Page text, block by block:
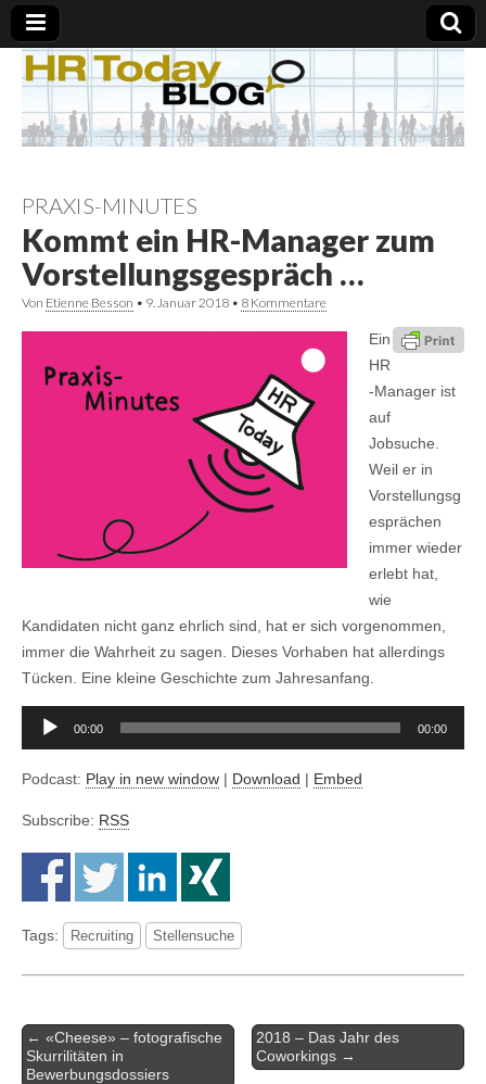
PRAXIS-MINUTES
Kommt ein HR-Manager zum
Vorstellungsgespräch …
Von Etienne Besson • 9. Januar 2018 • 8 Kommentare
Ein
HR
-Manager ist
auf
Jobsuche.
Weil er in
Vorstellungsg
esprächen
immer wieder
erlebt hat,
wie
Kandidaten nicht ganz ehrlich sind, hat er sich vorgenommen,
immer die Wahrheit zu sagen. Dieses Vorhaben hat allerdings
Tücken. Eine kleine Geschichte zum Jahresanfang.
Audio-
00:00 00:00
Podcast: Play in new window | Download | Embed
Subscribe: RSS
Tags: Recruiting Stellensuche
Artikel-
Navigation
← «Cheese» – fotografische
Skurrilitäten in
Bewerbungsdossiers
2018 – Das Jahr des
Coworkings →